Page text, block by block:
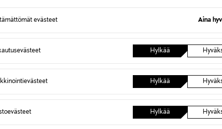
evästeet Aina
Hylkää
Hylkää
Hylkää
ystävällinen
30 cm
SQUISHMALLOWS
Original Price
79,99 €
Original
44,99